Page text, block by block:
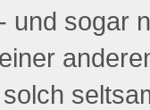
und sogar